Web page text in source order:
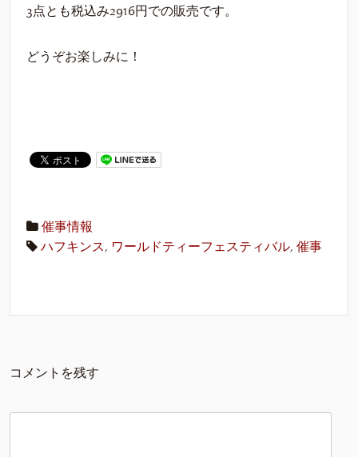
3点とも税込み2916円での販売です。
どうぞお楽しみに！
催事情報
ハフキンス, ワールドティーフェスティバル, 催事
コメントを残す